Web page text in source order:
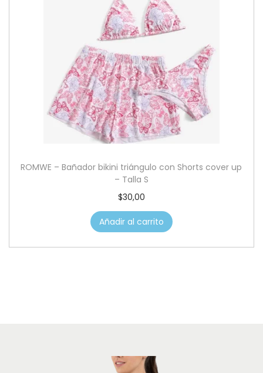
ROMWE – Bañador bikini triángulo con Shorts cover up
– Talla S
$30,00
Añadir al carrito